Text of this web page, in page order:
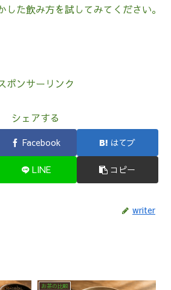
した飲み方を試してみてください。
ポンサーリンク
シェアする
Facebook はてブ
LINE コピー
writer
お茶の比較